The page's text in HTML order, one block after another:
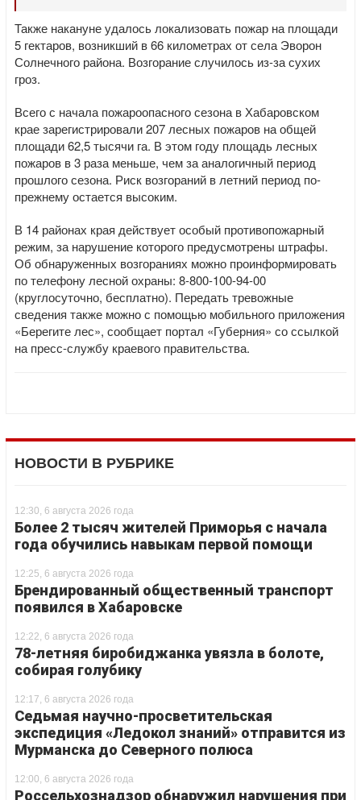
Также накануне удалось локализовать пожар на площади
5 гектаров, возникший в 66 километрах от села Эворон
Солнечного района. Возгорание случилось из-за сухих
гроз.
Всего с начала пожароопасного сезона в Хабаровском
крае зарегистрировали 207 лесных пожаров на общей
площади 62,5 тысячи га. В этом году площадь лесных
пожаров в 3 раза меньше, чем за аналогичный период
прошлого сезона. Риск возгораний в летний период по-
прежнему остается высоким.
В 14 районах края действует особый противопожарный
режим, за нарушение которого предусмотрены штрафы.
Об обнаруженных возгораниях можно проинформировать
по телефону лесной охраны: 8-800-100-94-00
(круглосуточно, бесплатно). Передать тревожные
сведения также можно с помощью мобильного приложения
«Берегите лес», сообщает портал «Губерния» со ссылкой
на пресс-службу краевого правительства.
НОВОСТИ В РУБРИКЕ
12:30, 6 августа 2026 года
Более 2 тысяч жителей Приморья с начала
года обучились навыкам первой помощи
12:25, 6 августа 2026 года
Брендированный общественный транспорт
появился в Хабаровске
12:22, 6 августа 2026 года
78-летняя биробиджанка увязла в болоте,
собирая голубику
12:17, 6 августа 2026 года
Седьмая научно-просветительская
экспедиция «Ледокол знаний» отправится из
Мурманска до Северного полюса
12:00, 6 августа 2026 года
Россельхознадзор обнаружил нарушения при